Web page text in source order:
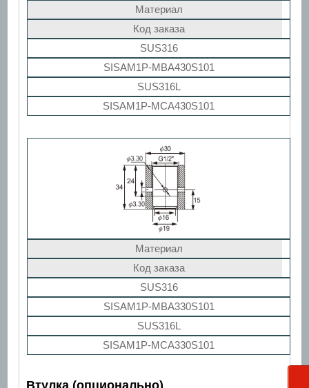
Материал
Код заказа
SUS316
SISAM1P-MBA430S101
SUS316L
SISAM1P-MCA430S101
Материал
Код заказа
SUS316
SISAM1P-MBA330S101
SUS316L
SISAM1P-MCA330S101
Втулка (опционально)